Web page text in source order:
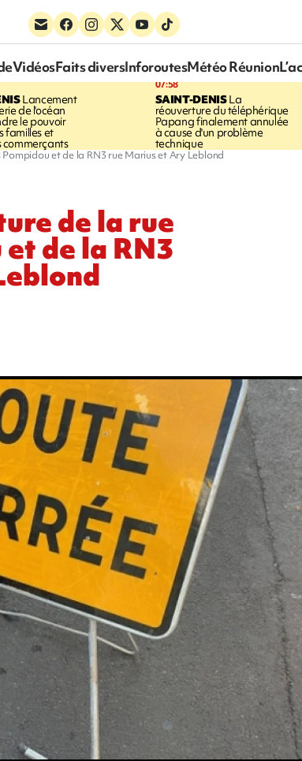
VidéosFaits diversInforoutesMétéo Réunion
Lancement
de l'océan
le pouvoir
familles et
commerçants
07:58
SAINT-DENISLa
réouverture du téléphérique
Papang finalement annulée
à cause d'un problème
technique
et de la RN3 rue Marius et Ary Leblond
de la rue
de la RN3